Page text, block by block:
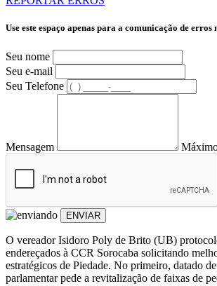
Use este espaço apenas para a comunicação de erros
Seu nome
Seu e-mail
Seu Telefone
Mensagem
ENVIAR
O vereador Isidoro Poly de Brito (UB)
endereçados à CCR Sorocaba solicitando
estratégicos de Piedade. No primeiro, datado
parlamentar pede a revitalização de faixas de